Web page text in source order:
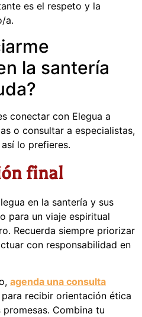
es el respeto y la
a.
la santería
conectar con Elegua a
o consultar a especialistas,
lo prefieres.
final
en la santería y sus
para un viaje espiritual
Recuerda siempre priorizar
con responsabilidad en
agenda una consulta
para recibir orientación ética
Combina tu